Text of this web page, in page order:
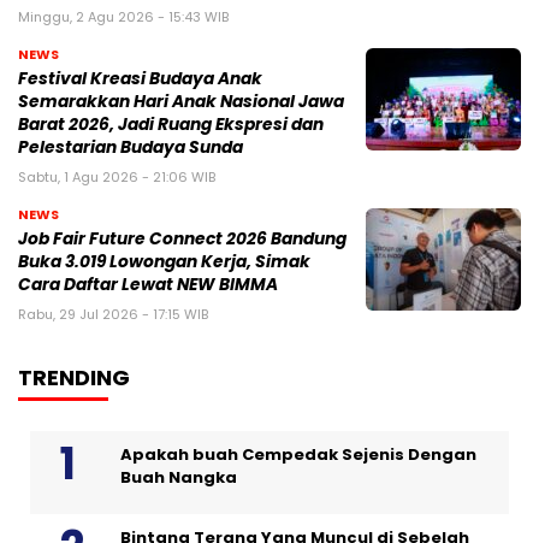
Minggu, 2 Agu 2026 - 15:43 WIB
NEWS
Festival Kreasi Budaya Anak
Semarakkan Hari Anak Nasional Jawa
Barat 2026, Jadi Ruang Ekspresi dan
Pelestarian Budaya Sunda
Sabtu, 1 Agu 2026 - 21:06 WIB
NEWS
Job Fair Future Connect 2026 Bandung
Buka 3.019 Lowongan Kerja, Simak
Cara Daftar Lewat NEW BIMMA
Rabu, 29 Jul 2026 - 17:15 WIB
TRENDING
Apakah buah Cempedak Sejenis Dengan
Buah Nangka
Bintang Terang Yang Muncul di Sebelah